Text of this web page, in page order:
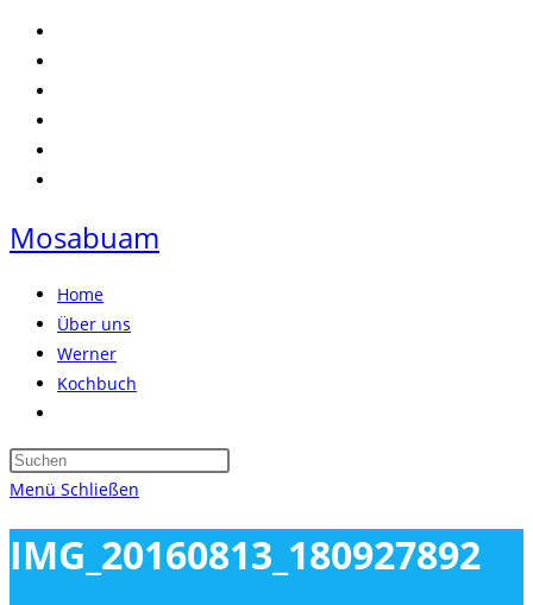
Zum
Inhalt
springen
Mosabuam
Home
Über uns
Werner
Kochbuch
umschalten
Press
close
the
Menü Schließen
IMG_20160813_180927892